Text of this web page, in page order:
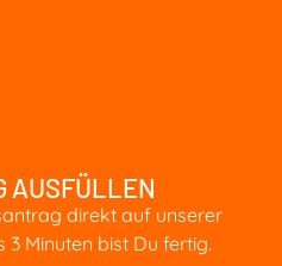
AUSFÜLLEN
direkt auf unserer
3 Minuten bist Du fertig.